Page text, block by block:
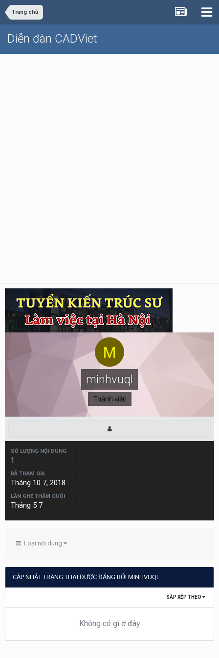
Trang chủ
Diễn đàn CADViet
minhvuql
Thành viên
SỐ LƯỢNG NỘI DUNG
1
ĐÃ THAM GIA
Tháng 10 7, 2018
LẦN GHÉ THĂM CUỐI
Tháng 5 7
Loại nội dung
CẬP NHẬT TRẠNG THÁI ĐƯỢC ĐĂNG BỞI MINHVUQL
SẮP XẾP THEO
Không có gì ở đây